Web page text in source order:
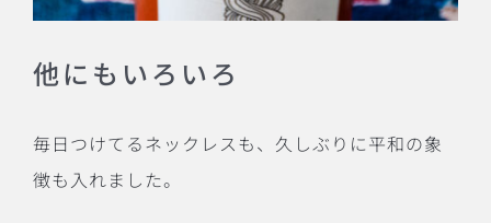
他にもいろいろ
毎日つけてるネックレスも、久しぶりに平和の象
徴も入れました。